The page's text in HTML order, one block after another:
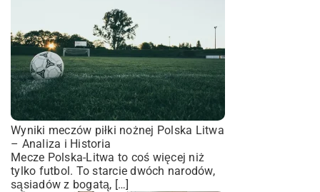
Wyniki meczów piłki nożnej Polska Litwa
– Analiza i Historia
Mecze Polska-Litwa to coś więcej niż
tylko futbol. To starcie dwóch narodów,
sąsiadów z bogatą, […]